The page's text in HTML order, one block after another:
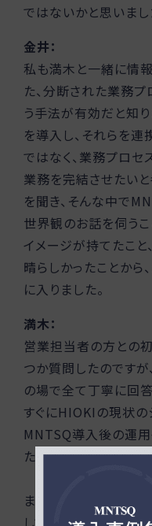
ではないかと思いまし
金井：
私も満木と一緒に情
た、分断された業務
う手法が有効だと知
を導入し、それらを
ではなく、業務プロ
業務を完結させたい
を聞き、そんな中で
世界観のお話を伺う
イメージが持てたこ
晴らしかったことか
に入りました。
満木：
営業担当者の方との
つか質問したのですが
の場で全て丁寧に回
すぐにHIOKIの現状の
MNTSQ導入後の運
た。
また、今回のツール
していたぐらい重視し